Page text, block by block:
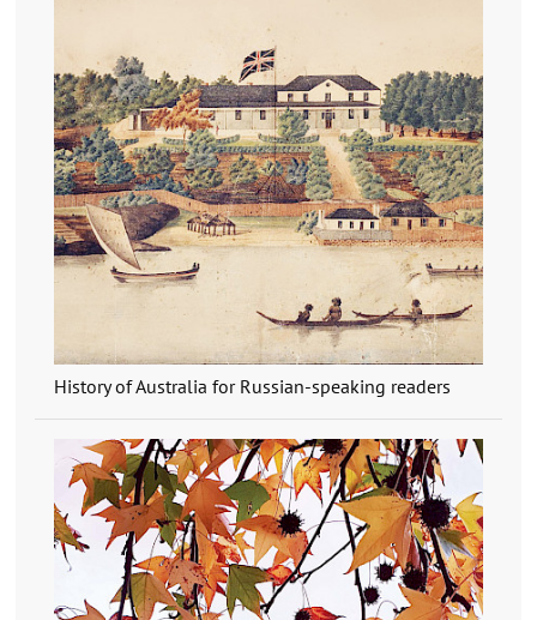
History of Australia for Russian-speaking readers